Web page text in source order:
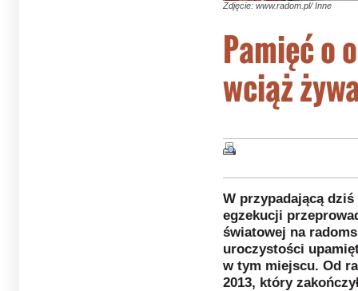
Zdjęcie: www.radom.pl/ Inne
Pamięć o
wciąż
W przypadającą
egzekucji
światowej na
uroczystości
w tym miejscu. Od
2013, który